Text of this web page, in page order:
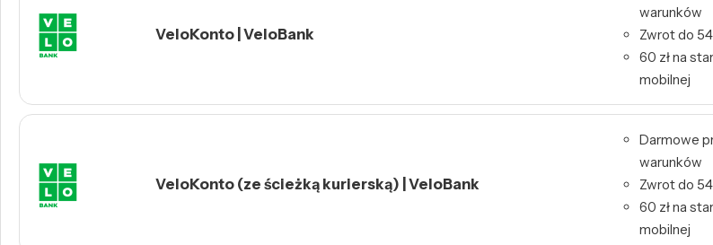
VeloKonto | VeloBank
warunków
Zwrot do
60 zł na
mobilnej
VeloKonto (ze ścieżką kurierską) | VeloBank
Darmowe
warunków
Zwrot do
60 zł na
mobilnej